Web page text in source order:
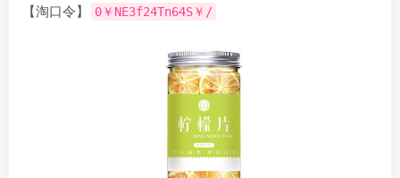
【淘口令】
0￥NE3f24Tn64S￥/